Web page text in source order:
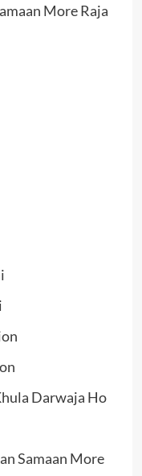
More Raja
Darwaja Ho
Samaan More